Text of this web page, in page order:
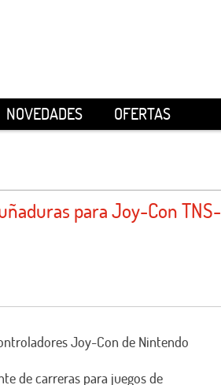
NOVEDADES OFERTAS
para Joy-Con TNS-
Joy-Con de Nintendo
de carreras para juegos de